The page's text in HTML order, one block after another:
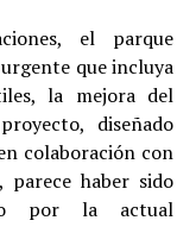
el parque
que incluya
la mejora del
diseñado
colaboración con
haber sido
por la actual